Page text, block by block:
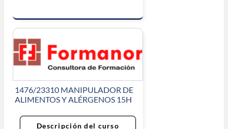
1476/23310 MANIPULADOR DE
ALIMENTOS Y ALÉRGENOS 15H
Descripción del curso